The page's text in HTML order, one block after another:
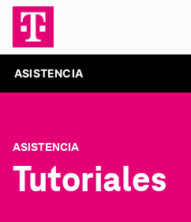
ASISTENCIA
ASISTENCIA
Tutoriales